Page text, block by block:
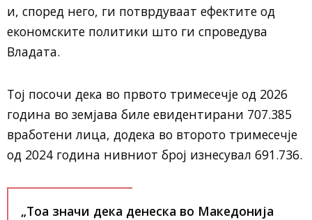
и, според него, ги потврдуваат ефектите од
економските политики што ги спроведува
Владата.
Тој посочи дека во првото тримесечје од 2026
година во земјава биле евидентирани 707.385
вработени лица, додека во второто тримесечје
од 2024 година нивниот број изнесувал 691.736.
„Тоа значи дека денеска во Македонија